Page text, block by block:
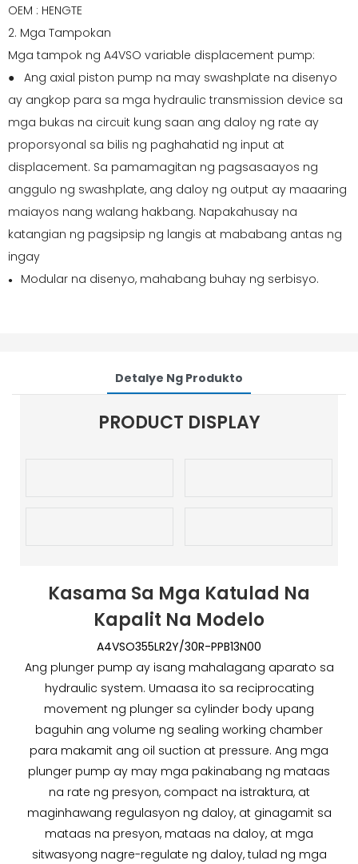
OEM : HENGTE
2. Mga Tampokan
Mga tampok ng A4VSO variable displacement pump:
● Ang axial piston pump na may swashplate na disenyo
ay angkop para sa mga hydraulic transmission device sa
mga bukas na circuit kung saan ang daloy ng rate ay
proporsyonal sa bilis ng paghahatid ng input at
displacement. Sa pamamagitan ng pagsasaayos ng
anggulo ng swashplate, ang daloy ng output ay maaaring
maiayos nang walang hakbang. Napakahusay na
katangian ng pagsipsip ng langis at mababang antas ng
ingay
● Modular na disenyo, mahabang buhay ng serbisyo.
Detalye Ng Produkto
PRODUCT DISPLAY
Kasama Sa Mga Katulad Na
Kapalit Na Modelo
A4VSO355LR2Y/30R-PPB13N00
Ang plunger pump ay isang mahalagang aparato sa
hydraulic system. Umaasa ito sa reciprocating
movement ng plunger sa cylinder body upang
baguhin ang volume ng sealing working chamber
para makamit ang oil suction at pressure. Ang mga
plunger pump ay may mga pakinabang ng mataas
na rate ng presyon, compact na istraktura, at
maginhawang regulasyon ng daloy, at ginagamit sa
mataas na presyon, mataas na daloy, at mga
sitwasyong nagre-regulate ng daloy, tulad ng mga